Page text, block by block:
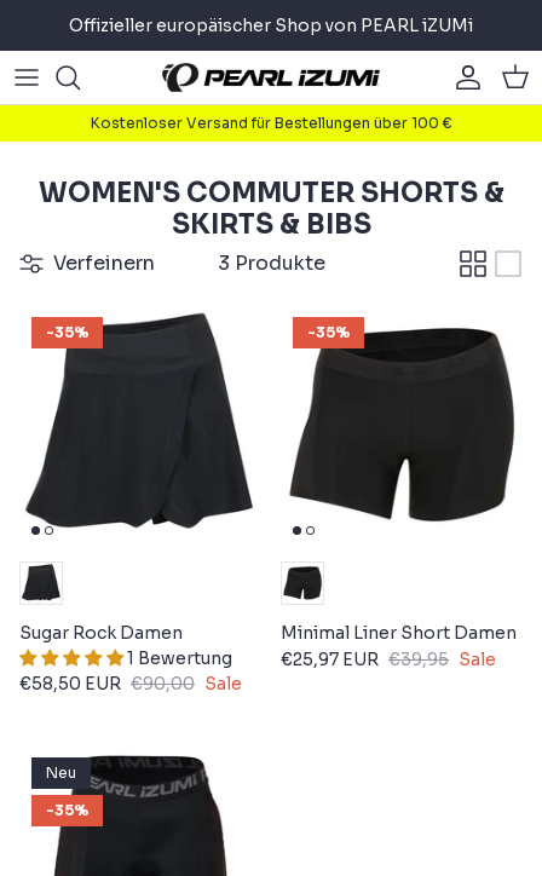
Inhalt
Offizieller europäischer Shop von PEARL iZUMi
Road
Pendler
Accessoires
Road
Pendler
Accessoires
About
Triathlon
Kostenloser Versand für Bestellungen über 100 €
WOMEN'S COMMUTER SHORTS &
SKIRTS & BIBS
Verfeinern 3 Produkte
-35%
Sugar Rock Damen
1 Bewertung
€58,50 EUR €90,00 Sale
-35%
Minimal Liner Short Damen
€25,97 EUR €39,95 Sale
Neu
-35%